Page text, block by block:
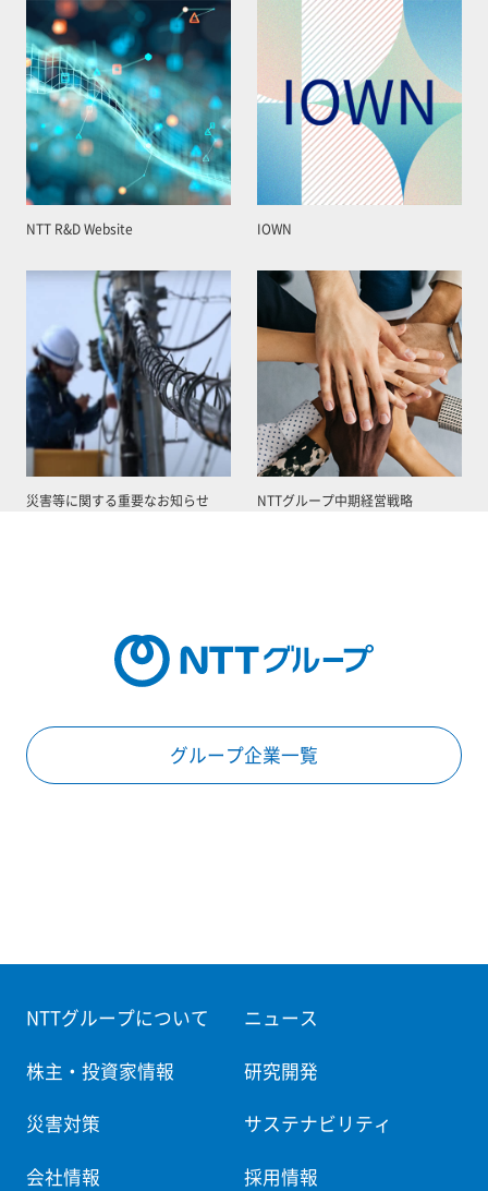
NTT R&D Website IOWN
災害等に関する重要なお知らせ NTTグループ中期経営戦略
グループ企業一覧
NTTグループについて ニュース
株主・投資家情報 研究開発
災害対策 サステナビリティ
会社情報 採用情報